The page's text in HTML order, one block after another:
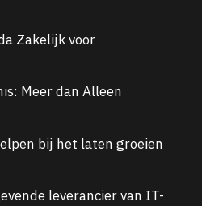
Zakelijk voor
Meer dan Alleen
bij het laten groeien
leverancier van IT-